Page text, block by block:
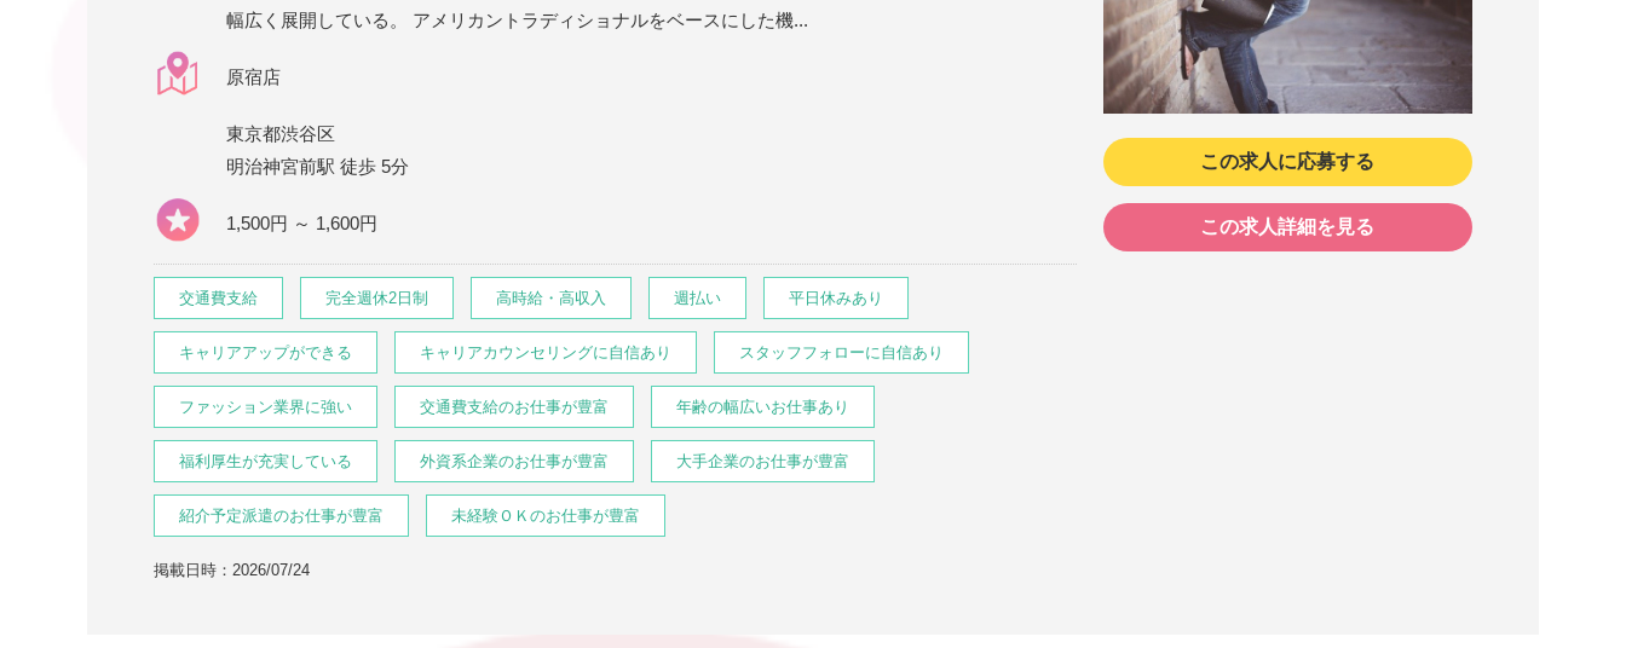
幅広く展開している。 アメリカントラディショナルをベースにした機...
原宿店
東京都渋谷区
明治神宮前駅 徒歩 5分
1,500円 ～ 1,600円
交通費支給 完全週休2日制 高時給・高収入 週払い 平日休みあり
キャリアアップができる キャリアカウンセリングに自信あり スタッフフォローに自信あり
ファッション業界に強い 交通費支給のお仕事が豊富 年齢の幅広いお仕事あり
福利厚生が充実している 外資系企業のお仕事が豊富 大手企業のお仕事が豊富
紹介予定派遣のお仕事が豊富 未経験ＯＫのお仕事が豊富
掲載日時：2026/07/24
この求人に応募する
この求人詳細を見る